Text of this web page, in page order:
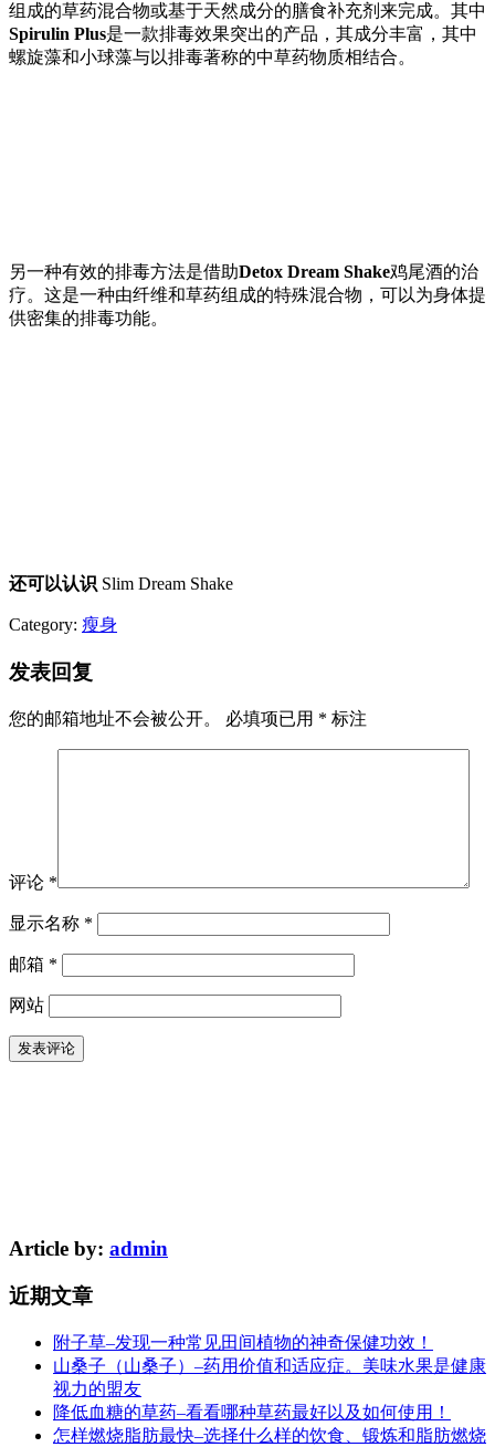
组成的草药混合物或基于天然成分的膳食补充剂来完成。其中
Spirulin Plus是一款排毒效果突出的产品，其成分丰富，其中
螺旋藻和小球藻与以排毒著称的中草药物质相结合。
另一种有效的排毒方法是借助Detox Dream Shake鸡尾酒的治
疗。这是一种由纤维和草药组成的特殊混合物，可以为身体提
供密集的排毒功能。
还可以认识 Slim Dream Shake
Category: 瘦身
发表回复
您的邮箱地址不会被公开。 必填项已用 * 标注
评论 *
显示名称 *
邮箱 *
网站
Article by: admin
近期文章
附子草–发现一种常见田间植物的神奇保健功效！
山桑子（山桑子）–药用价值和适应症。美味水果是健康
视力的盟友
降低血糖的草药–看看哪种草药最好以及如何使用！
怎样燃烧脂肪最快–选择什么样的饮食、锻炼和脂肪燃烧